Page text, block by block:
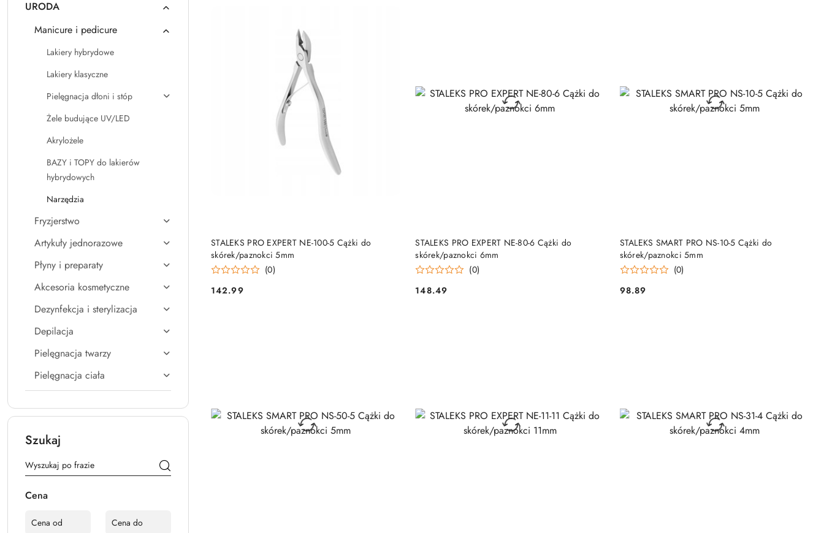
URODA
Manicure i pedicure
Lakiery hybrydowe
Lakiery klasyczne
Pielęgnacja dłoni i stóp
Żele budujące UV/LED
Akrylożele
BAZY i TOPY do lakierów
hybrydowych
Narzędzia
Fryzjerstwo
Artykuły jednorazowe
Płyny i preparaty
Akcesoria kosmetyczne
Dezynfekcja i sterylizacja
Depilacja
Pielęgnacja twarzy
Pielęgnacja ciała
Szukaj
Cena
STALEKS PRO EXPERT NE-100-5 Cążki do
skórek/paznokci 5mm
(0)
Cena:
142.99
DO KOSZYKA
STALEKS PRO EXPERT NE-80-6 Cążki do
skórek/paznokci 6mm
(0)
Cena:
148.49
DO KOSZYKA
STALEKS SMART PRO NS-10-5 Cążki do
skórek/paznokci 5mm
(0)
Cena:
98.89
PRODUKT NIEDOSTĘPNY